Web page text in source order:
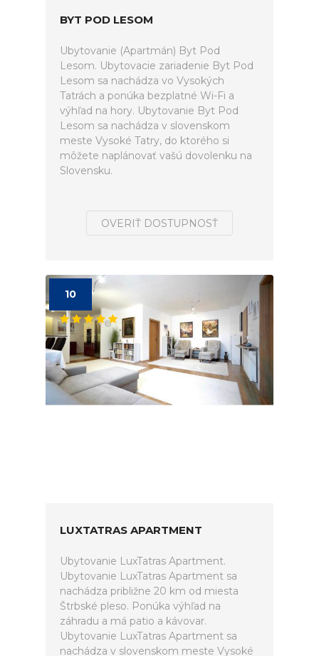
BYT POD LESOM
Ubytovanie (Apartmán) Byt Pod
Lesom. Ubytovacie zariadenie Byt Pod
Lesom sa nachádza vo Vysokých
Tatrách a ponúka bezplatné Wi-Fi a
výhľad na hory. Ubytovanie Byt Pod
Lesom sa nachádza v slovenskom
meste Vysoké Tatry, do ktorého si
môžete naplánovať vašú dovolenku na
Slovensku.
OVERIŤ DOSTUPNOSŤ
10
LUXTATRAS APARTMENT
Ubytovanie LuxTatras Apartment.
Ubytovanie LuxTatras Apartment sa
nachádza približne 20 km od miesta
Štrbské pleso. Ponúka výhľad na
záhradu a má patio a kávovar.
Ubytovanie LuxTatras Apartment sa
nachádza v slovenskom meste Vysoké